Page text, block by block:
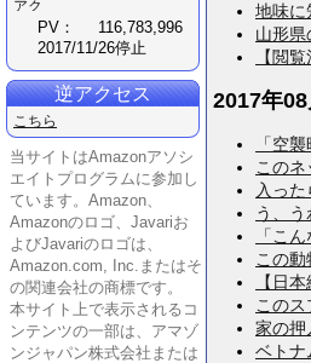
地味に
山形
【閲
2017年08
「空
この
入っ
う、
「こ
この
【日
この
家の押
ベトナ
PV：
116,783,996
2017/11/26停止
逆アクセス
こちら
当サイトはAmazonアソシ
エイトプログラムに参加し
ています。Amazon、
Amazonのロゴ、Javariお
よびJavariのロゴは、
Amazon.com, Inc.またはそ
の関連会社の商標です。
本サイト上で表示されるコ
ンテンツの一部は、アマゾ
ンジャパン株式会社または